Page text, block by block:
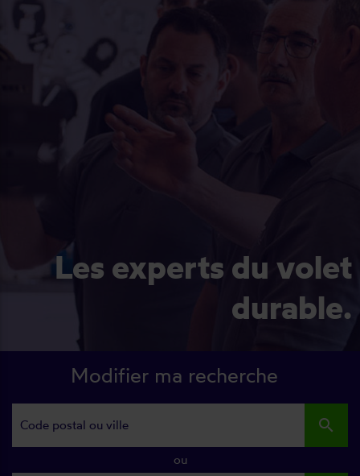
Les experts du volet
durable.
Modifier ma recherche
search
ou